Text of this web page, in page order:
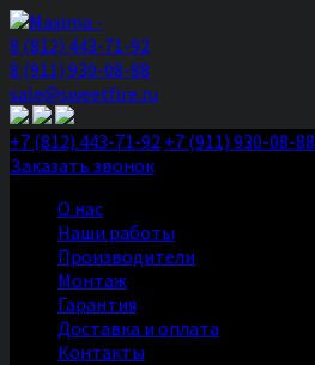
8 (812) 443-71-92
8 (911) 930-08-88
sale@sweetfire.ru
+7 (812) 443-71-92 +7 (911) 930-08-88
Заказать звонок
О нас
Наши работы
Производители
Монтаж
Гарантия
Доставка и оплата
Контакты